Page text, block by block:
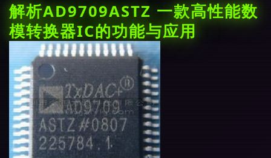
解析AD9709ASTZ 一款高性能数
模转换器IC的功能与应用